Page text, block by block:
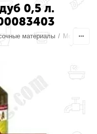
0,5 л.
материалы / Морилки